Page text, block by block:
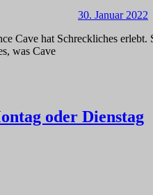
30. Januar 2022
Cave hat Schreckliches
was Cave
oder Dienstag